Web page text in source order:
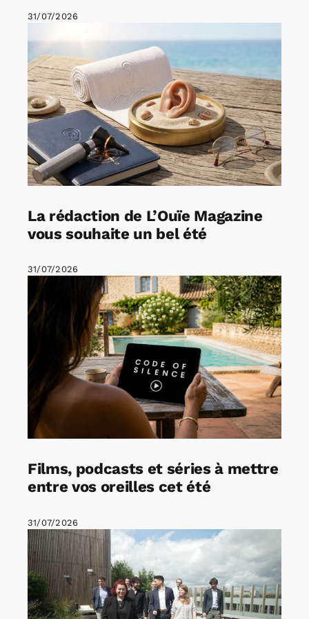
31/07/2026
La rédaction de L’Ouïe Magazine
vous souhaite un bel été
31/07/2026
Films, podcasts et séries à mettre
entre vos oreilles cet été
31/07/2026